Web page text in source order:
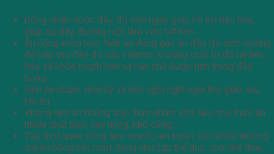
Uống nhiều nước đầy đủ mỗi ngày giúp hỗ trợ tiêu hóa,
giúp dạ dày, đường ruột làm việc tốt hơn.
Ăn uống khoa học: Nên ăn đúng giờ, ăn đầy đủ dinh dưỡng
để hấp thụ đầy đủ các vitamin, khoáng chất từ đó hệ tiêu
hóa sẽ khỏe mạnh hơn và hạn chế được tình trạng đầy
bụng.
Nên ăn chậm, nhai kỹ và nên ngồi nghỉ ngơi thư giãn sau
khi ăn.
Không nên ăn những loại thực phẩm khó tiêu như thức ăn
nhiều chất béo, cay nóng, khô cứng,…
Tập thói quen sống lành mạnh, rèn luyện sức khỏe thường
xuyên bằng các hoạt động như tập thể dục, chơi thể thao,…